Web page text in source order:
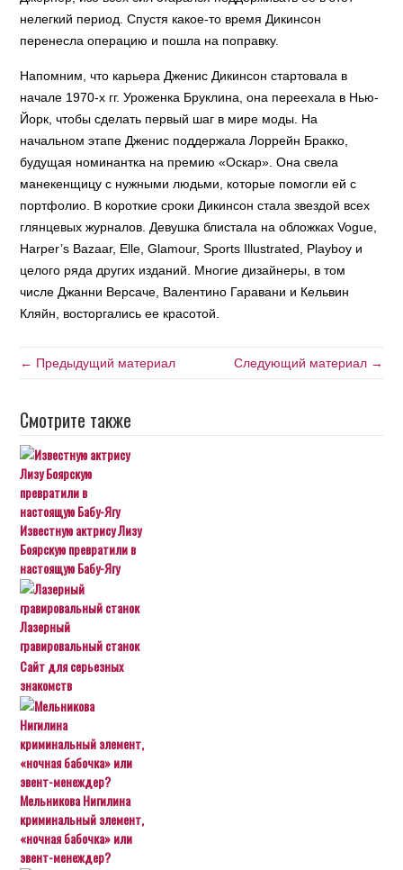
нелегкий период. Спустя какое-то время Дикинсон
перенесла операцию и пошла на поправку.
Напомним, что карьера Дженис Дикинсон стартовала в
начале 1970-х гг. Уроженка Бруклина, она переехала в Нью-
Йорк, чтобы сделать первый шаг в мире моды. На
начальном этапе Дженис поддержала Лоррейн Бракко,
будущая номинантка на премию «Оскар». Она свела
манекенщицу с нужными людьми, которые помогли ей с
портфолио. В короткие сроки Дикинсон стала звездой всех
глянцевых журналов. Девушка блистала на обложках Vogue,
Harper’s Bazaar, Elle, Glamour, Sports Illustrated, Playboy и
целого ряда других изданий. Многие дизайнеры, в том
числе Джанни Версаче, Валентино Гаравани и Кельвин
Кляйн, восторгались ее красотой.
← Предыдущий материал Следующий материал →
Смотрите также
Известную актрису Лизу
Боярскую превратили в
настоящую Бабу-Ягу
Лазерный
гравировальный станок
Сайт для серьезных
знакомств
Мельникова Нигилина
криминальный элемент,
«ночная бабочка» или
эвент-менеждер?